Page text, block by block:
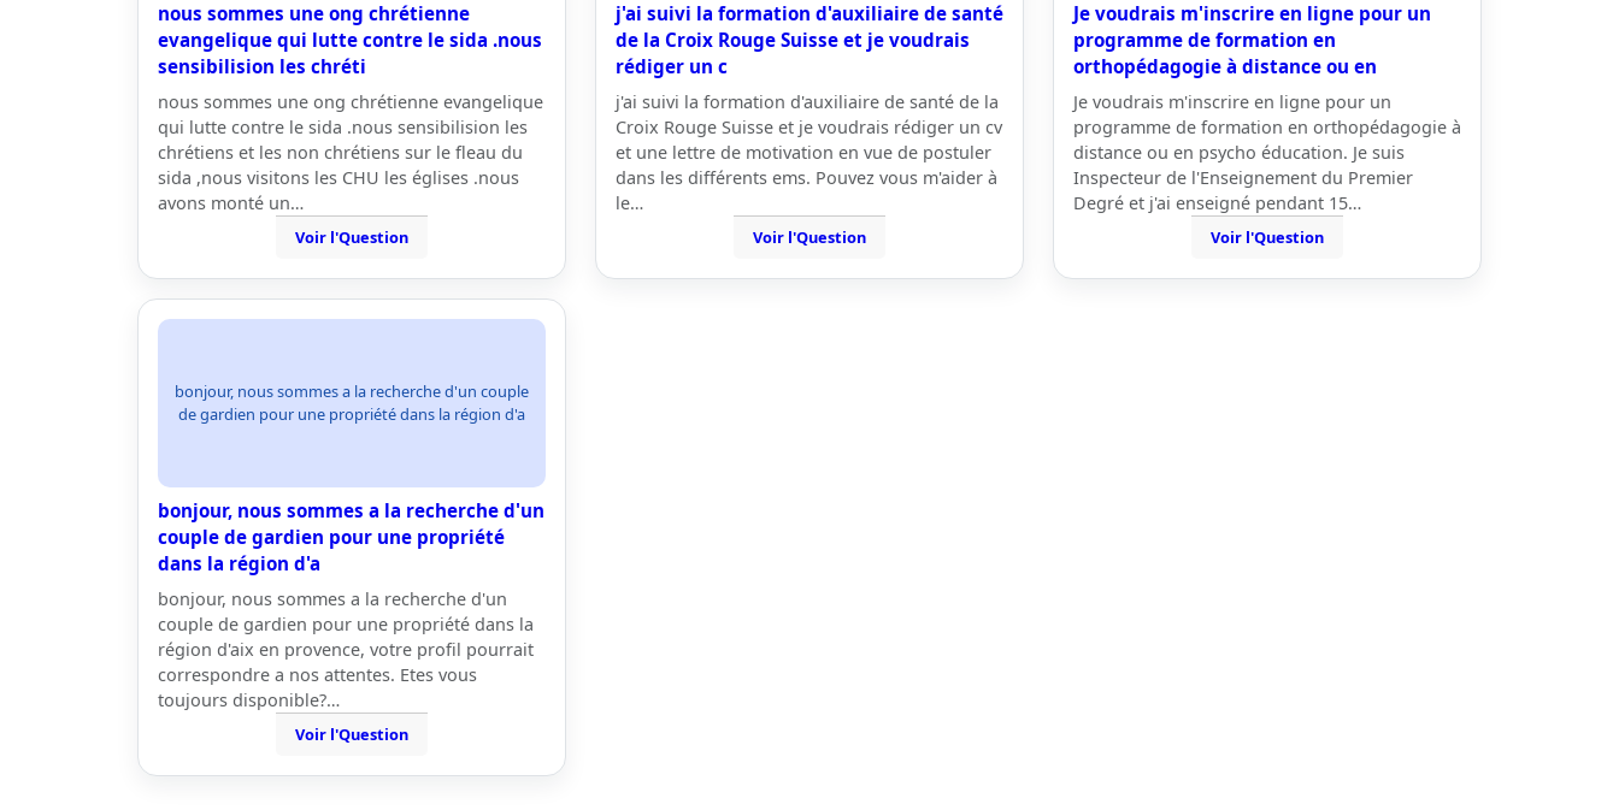
nous sommes une ong chrétienne
evangelique qui lutte contre le sida .nous
sensibilision les chréti
nous sommes une ong chrétienne evangelique
qui lutte contre le sida .nous sensibilision les
chrétiens et les non chrétiens sur le fleau du
sida ,nous visitons les CHU les églises .nous
avons monté un…
Voir l'Question
j'ai suivi la formation d'auxiliaire de santé
de la Croix Rouge Suisse et je voudrais
rédiger un c
j'ai suivi la formation d'auxiliaire de santé de la
Croix Rouge Suisse et je voudrais rédiger un cv
et une lettre de motivation en vue de postuler
dans les différents ems. Pouvez vous m'aider à
le…
Voir l'Question
Je voudrais m'inscrire en ligne pour un
programme de formation en
orthopédagogie à distance ou en
Je voudrais m'inscrire en ligne pour un
programme de formation en orthopédagogie à
distance ou en psycho éducation. Je suis
Inspecteur de l'Enseignement du Premier
Degré et j'ai enseigné pendant 15…
Voir l'Question
bonjour, nous sommes a la recherche d'un couple
de gardien pour une propriété dans la région d'a
bonjour, nous sommes a la recherche d'un
couple de gardien pour une propriété
dans la région d'a
bonjour, nous sommes a la recherche d'un
couple de gardien pour une propriété dans la
région d'aix en provence, votre profil pourrait
correspondre a nos attentes. Etes vous
toujours disponible?…
Voir l'Question